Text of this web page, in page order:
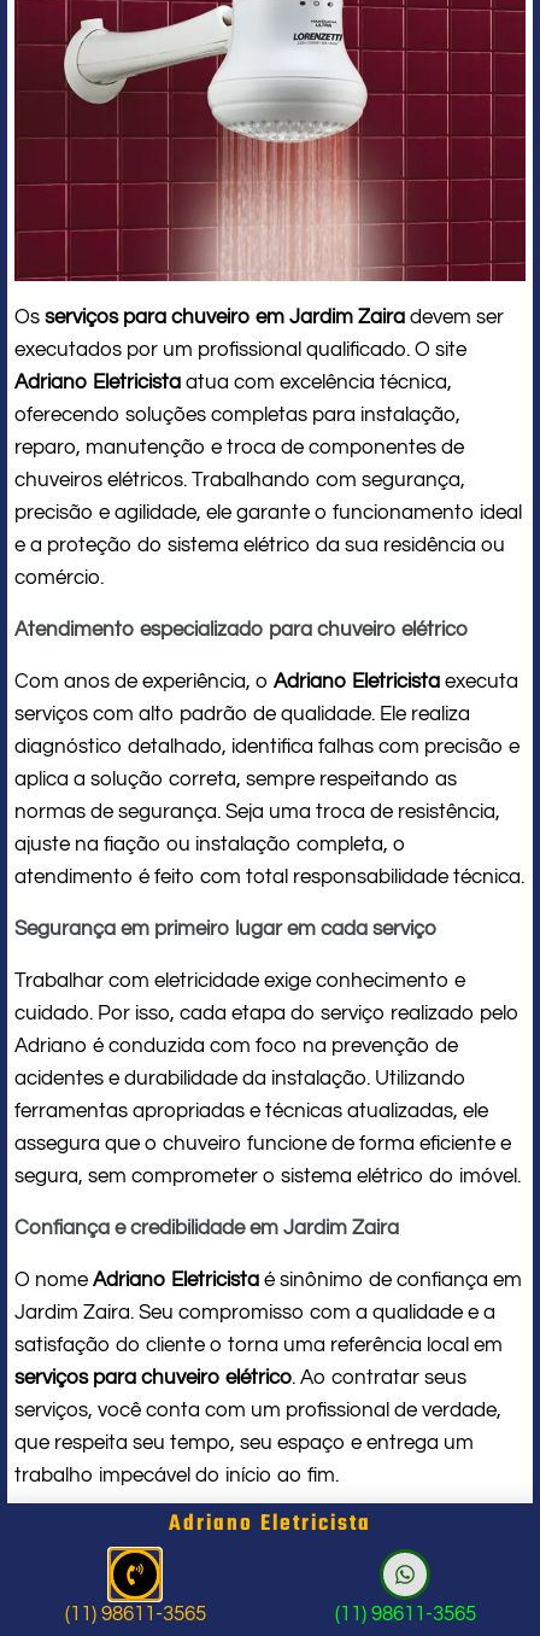
Os serviços para chuveiro em Jardim Zaira devem ser
executados por um profissional qualificado. O site
Adriano Eletricista atua com excelência técnica,
oferecendo soluções completas para instalação,
reparo, manutenção e troca de componentes de
chuveiros elétricos. Trabalhando com segurança,
precisão e agilidade, ele garante o funcionamento ideal
e a proteção do sistema elétrico da sua residência ou
comércio.
Atendimento especializado para chuveiro elétrico
Com anos de experiência, o Adriano Eletricista executa
serviços com alto padrão de qualidade. Ele realiza
diagnóstico detalhado, identifica falhas com precisão e
aplica a solução correta, sempre respeitando as
normas de segurança. Seja uma troca de resistência,
ajuste na fiação ou instalação completa, o
atendimento é feito com total responsabilidade técnica.
Segurança em primeiro lugar em cada serviço
Trabalhar com eletricidade exige conhecimento e
cuidado. Por isso, cada etapa do serviço realizado pelo
Adriano é conduzida com foco na prevenção de
acidentes e durabilidade da instalação. Utilizando
ferramentas apropriadas e técnicas atualizadas, ele
assegura que o chuveiro funcione de forma eficiente e
segura, sem comprometer o sistema elétrico do imóvel.
Confiança e credibilidade em Jardim Zaira
O nome Adriano Eletricista é sinônimo de confiança em
Jardim Zaira. Seu compromisso com a qualidade e a
satisfação do cliente o torna uma referência local em
serviços para chuveiro elétrico. Ao contratar seus
serviços, você conta com um profissional de verdade,
que respeita seu tempo, seu espaço e entrega um
trabalho impecável do início ao fim.
Problema com chuveiro: sinais que
indicam a hora de chamar um
profissional
Adriano Eletricista
(11) 98611-3565 (11) 98611-3565